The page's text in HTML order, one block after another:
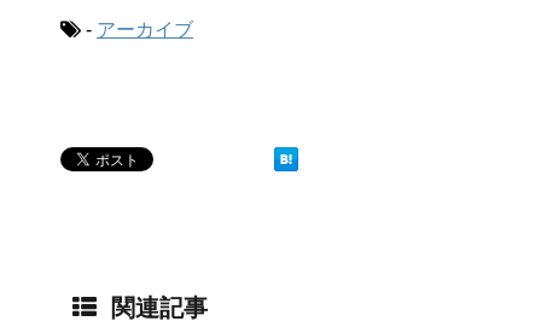
- アーカイブ
関連記事